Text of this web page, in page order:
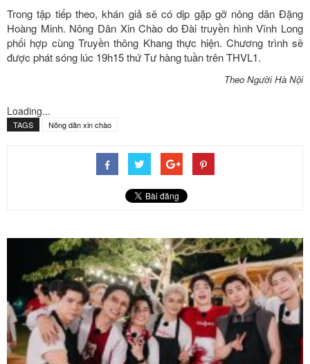
Trong tập tiếp theo, khán giả sẽ có dịp gặp gỡ nông dân Đặng
Hoàng Minh. Nông Dân Xin Chào do Đài truyền hình Vĩnh Long
phối hợp cùng Truyền thông Khang thực hiện. Chương trình sẽ
được phát sóng lúc 19h15 thứ Tư hàng tuần trên THVL1.
Theo Người Hà Nội
Loading...
TAGS Nông dân xin chào